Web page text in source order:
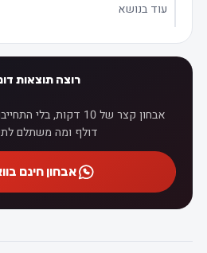
עוד בנושא
רוצה תוצאות
אבחון קצר של 10 דקות,
דולף ומה משתלם
אבחון חינם